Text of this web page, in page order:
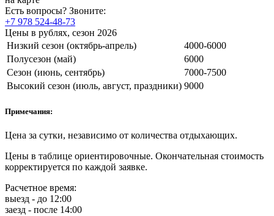
Есть вопросы? Звоните:
+7 978 524-48-73
Цены в рублях, сезон 2026
Низкий сезон (октябрь-апрель)
4000-6000
Полусезон (май)
6000
Сезон (июнь, сентябрь)
7000-7500
Высокий сезон (июль, август, праздники) 9000
Примечания:
Цена за сутки, независимо от количества отдыхающих.
Цены в таблице ориентировочные. Окончательная стоимость
корректируется по каждой заявке.
Расчетное время:
выезд - до 12:00
заезд - после 14:00